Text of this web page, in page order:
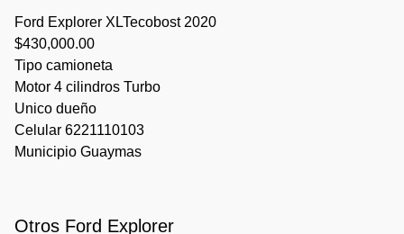
Ford Explorer XLTecobost 2020
$430,000.00
Tipo camioneta
Motor 4 cilindros Turbo
Unico dueño
Celular 6221110103
Municipio Guaymas
Otros Ford Explorer